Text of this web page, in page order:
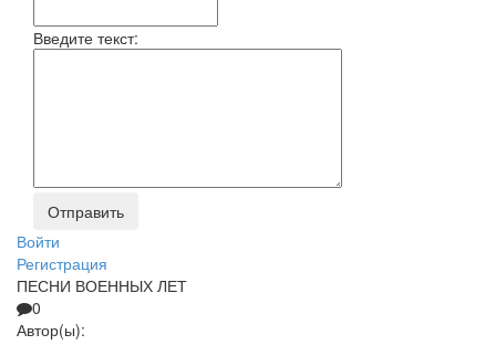
Введите текст:
Войти
Регистрация
ПЕСНИ ВОЕННЫХ ЛЕТ
0
Автор(ы):